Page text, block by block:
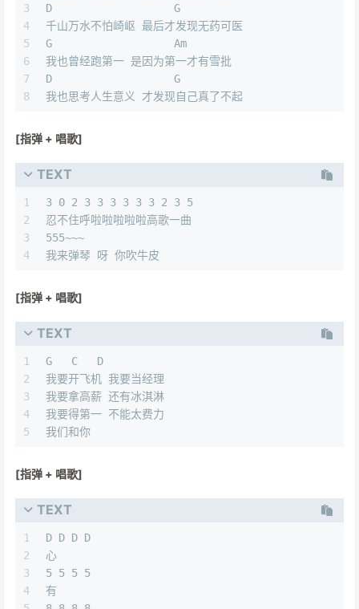
3
4
5
6
7
8
D                   G
千山万水不怕崎岖 最后才发现无药可医
G                   Am
我也曾经跑第一 是因为第一才有雪批
D                   G
我也思考人生意义 才发现自己真了不起
[指弹 + 唱歌]
TEXT
1
2
3
4
3 0 2 3 3 3 3 3 3 2 3 5
忍不住呼啦啦啦啦啦高歌一曲
555~~~
我来弹琴 呀 你吹牛皮
[指弹 + 唱歌]
TEXT
1
2
3
4
5
G   C   D
我要开飞机 我要当经理
我要拿高薪 还有冰淇淋
我要得第一 不能太费力
我们和你
[指弹 + 唱歌]
TEXT
1
2
3
4
D D D D
心
5 5 5 5
有